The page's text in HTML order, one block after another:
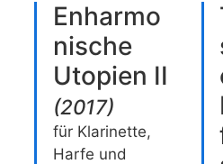
Enharmo
nische
Utopien II
(2017)
für Klarinette,
Harfe und